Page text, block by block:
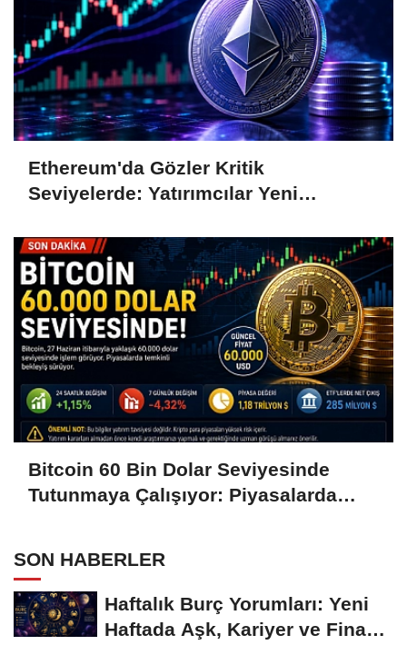
Ethereum'da Gözler Kritik
Seviyelerde: Yatırımcılar Yeni
Bitcoin 60 Bin Dolar Seviyesinde
Tutunmaya Çalışıyor: Piyasalarda
SON HABERLER
Haftalık Burç Yorumları: Yeni
Haftada Aşk, Kariyer ve Finans